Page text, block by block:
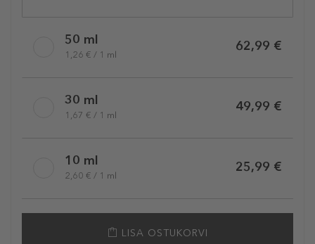
50 ml
1,26 € / 1 ml
62,99 €
30 ml
1,67 € / 1 ml
49,99 €
10 ml
2,60 € / 1 ml
25,99 €
LISA OSTUKORVI